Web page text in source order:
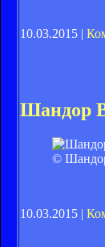
10.03.2015 |
Шандор
©
10.03.2015 |